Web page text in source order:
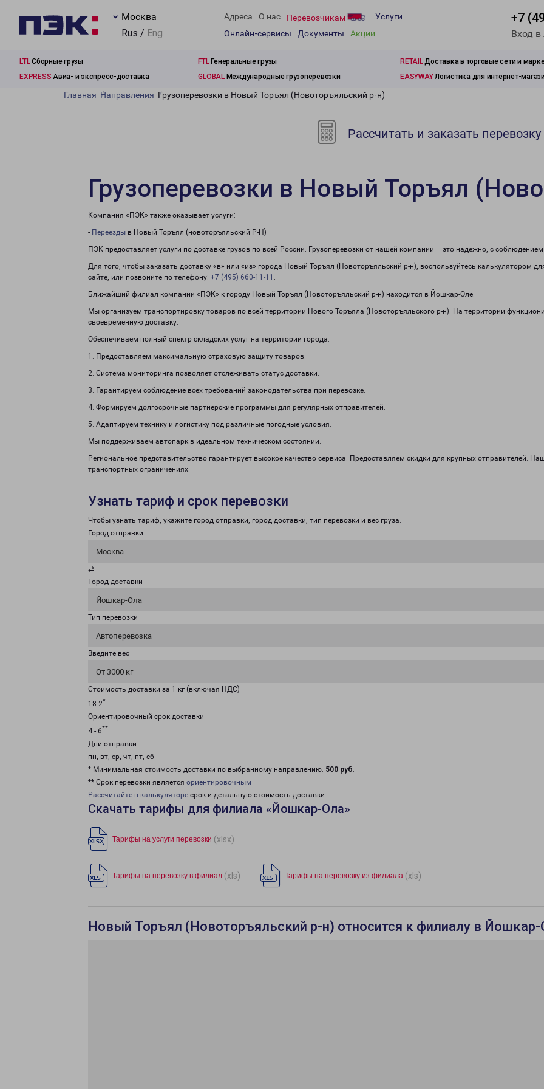
Москва
Rus / Eng
Адреса О нас Перевозчикам
Услуги
Онлайн-сервисы
Документы Акции
+7
Вход
LTLСборные грузы FTLГенеральные грузы RETAILДоставка в торговые сети и
EXPRESS Авиа- и экспресс-доставка GLOBALМеждународные грузоперевозки EASYWAYЛогистика для интернет-
Главная Направления Грузоперевозки в Новый Торъял (Новоторъяльский р-н)
Рассчитать и заказать перевозку
Грузоперевозки в Новый Торъял
Компания «ПЭК» также оказывает услуги:
- Переезды в Новый Торъял (новоторъяльский Р-Н)
ПЭК предоставляет услуги по доставке грузов по всей России. Грузоперевозки от нашей компании – это надежно, с
Для того, чтобы заказать доставку «в» или «из» города Новый Торъял (Новоторъяльский р-н), воспользуйтесь калькулятором
сайте, или позвоните по телефону: +7 (495) 660-11-11 .
Ближайший филиал компании «ПЭК» к городу Новый Торъял (Новоторъяльский р-н) находится в Йошкар-Оле.
Мы организуем транспортировку товаров по всей территории Нового Торъяла (Новоторъяльского р-н). На территории
своевременную доставку.
Обеспечиваем полный спектр складских услуг на территории города.
1. Предоставляем максимальную страховую защиту товаров.
2. Система мониторинга позволяет отслеживать статус доставки.
3. Гарантируем соблюдение всех требований законодательства при перевозке.
4. Формируем долгосрочные партнерские программы для регулярных отправителей.
5. Адаптируем технику и логистику под различные погодные условия.
Мы поддерживаем автопарк в идеальном техническом состоянии.
Региональное представительство гарантирует высокое качество сервиса. Предоставляем скидки для крупных отправителей.
транспортных ограничениях.
Узнать тариф и срок перевозки
Чтобы узнать тариф, укажите город отправки, город доставки, тип перевозки и вес груза.
Город отправки
Москва
⇄
Город доставки
Йошкар-Ола
Тип перевозки
Автоперевозка
Введите вес
От 3000 кг
Стоимость доставки за 1 кг (включая НДС)
18.2*
Ориентировочный срок доставки
4 - 6**
Дни отправки
пн, вт, ср, чт, пт, сб
* Минимальная стоимость доставки по выбранному направлению: 500 руб.
** Срок перевозки является ориентировочным
Рассчитайте в калькуляторе срок и детальную стоимость доставки.
Скачать тарифы для филиала «Йошкар-Ола»
Тарифы на услуги перевозки (xlsx)
Тарифы на перевозку в филиал (xls) Тарифы на перевозку из филиала (xls)
Новый Торъял (Новоторъяльский р-н) относится к филиалу в